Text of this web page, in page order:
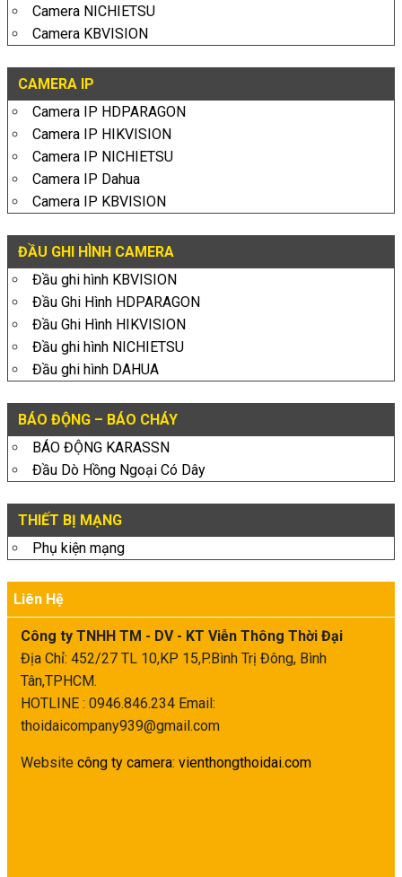
Camera NICHIETSU
Camera KBVISION
CAMERA IP
Camera IP HDPARAGON
Camera IP HIKVISION
Camera IP NICHIETSU
Camera IP Dahua
Camera IP KBVISION
ĐẦU GHI HÌNH CAMERA
Đầu ghi hình KBVISION
Đầu Ghi Hình HDPARAGON
Đầu Ghi Hình HIKVISION
Đầu ghi hình NICHIETSU
Đầu ghi hình DAHUA
BÁO ĐỘNG – BÁO CHÁY
BÁO ĐỘNG KARASSN
Đầu Dò Hồng Ngoại Có Dây
THIẾT BỊ MẠNG
Phụ kiện mạng
Liên Hệ
Công ty TNHH TM - DV - KT Viễn Thông Thời Đại
Địa Chỉ: 452/27 TL 10,KP 15,P.Bình Trị Đông, Bình
Tân,TPHCM.
HOTLINE : 0946.846.234 Email:
thoidaicompany939@gmail.com
Website công ty camera: vienthongthoidai.com